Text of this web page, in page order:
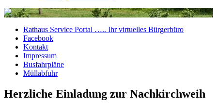
Rathaus Service Portal ….. Ihr virtuelles Bürgerbüro
Facebook
Kontakt
Impressum
Busfahrpläne
Müllabfuhr
Herzliche Einladung zur Nachkirchweih